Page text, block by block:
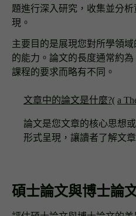
題進行深入研究，收集並分
現。
主要目的是展現您對所學領
的能力。論文的長度通常約
課程的要求而略有不同。
文章中的論文是什麼?( a
論文是您文章的核心思想
形式呈現，讓讀者了解文
碩士論文與博士論